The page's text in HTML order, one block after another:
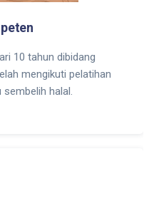
10 tahun dibidang
mengikuti pelatihan
halal.